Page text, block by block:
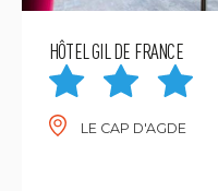
HÔTEL GIL DE FRANCE
LE CAP D'AGDE